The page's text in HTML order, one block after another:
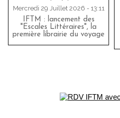
Mercredi 29 Juillet 2026 - 13:11
IFTM : lancement des
"Escales Littéraires", la
première librairie du voyage